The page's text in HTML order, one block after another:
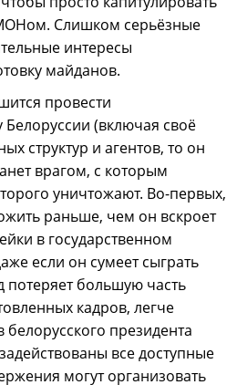
Слишком серьёзные
интересы
майданов.
провести
(включая своё
структур и агентов, то он
врагом, с которым
уничтожают. Во-первых,
раньше, чем он вскроет
в государственном
если он сумеет сыграть
потеряет большую часть
кадров, легче
белорусского президента
все доступные
могут организовать